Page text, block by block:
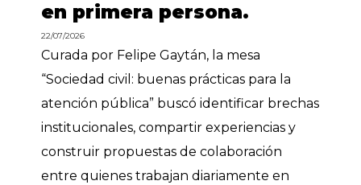
en primera persona.
22/07/2026
Curada por Felipe Gaytán, la mesa
“Sociedad civil: buenas prácticas para la
atención pública” buscó identificar brechas
institucionales, compartir experiencias y
construir propuestas de colaboración
entre quienes trabajan diariamente en